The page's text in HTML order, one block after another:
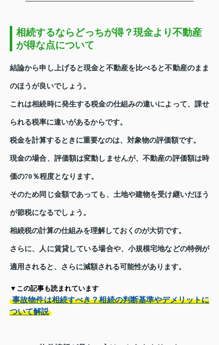
相続するならどっちが得？現金より不動産
が得な点について
結論から申し上げると現金と不動産を比べると不動産のまま
のほうが良いでしょう。
これは相続時に発生する税金の仕組みの違いによって、課せ
られる税率に違いがあるからです。
税金を計算するときに重要なのは、対象物の評価額です。
現金の場合、評価額は変動しませんが、不動産の評価額は時
価の70％程度となります。
そのため同じ金額であっても、土地や建物を受け継いだほう
が節税になるでしょう。
相続税の計算の仕組みを理解しておくのが大切です。
さらに、人に賃貸している場合や、小規模宅地などの特例が
適用されると、さらに減額される可能性があります。
▼この記事も読まれています
事故物件は相続すべき？相続の判断基準やデメリットに
ついて解説